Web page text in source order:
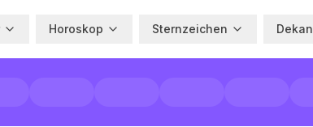
Horoskop Sternzeichen Dekan